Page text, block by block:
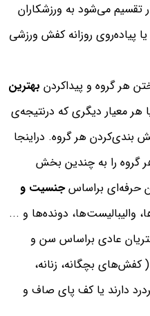
تقسیم می‌شود به ورزشکاران
پیاده‌روی روزانه کفش ورزشی
هر گروه و پیدا‌کردن بهترین
یا هر معیار دیگری که درنتیجه‌ی
هر گروه. دراینجا
را به چندین بخش
حرفه‌ای براساسجنسیت و
والیبالیست‌ها، دونده‌ها و ...
عادی براساس سن و
بچگانه، زنانه،
دارند یا کف پای صاف و